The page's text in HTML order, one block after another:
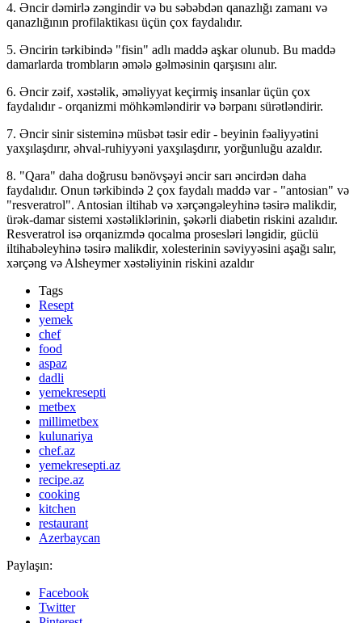
4. Əncir dəmirlə zəngindir və bu səbəbdən qanazlığı zamanı və
qanazlığının profilaktikası üçün çox faydalıdır.
5. Əncirin tərkibində "fisin" adlı maddə aşkar olunub. Bu maddə
damarlarda trombların əmələ gəlməsinin qarşısını alır.
6. Əncir zəif, xəstəlik, əməliyyat keçirmiş insanlar üçün çox
faydalıdır - orqanizmi möhkəmləndirir və bərpanı sürətləndirir.
7. Əncir sinir sisteminə müsbət təsir edir - beyinin fəaliyyətini
yaxşılaşdırır, əhval-ruhiyyəni yaxşılaşdırır, yorğunluğu azaldır.
8. "Qara" daha doğrusu bənövşəyi əncir sarı əncirdən daha
faydalıdır. Onun tərkibində 2 çox faydalı maddə var - "antosian" və
"resveratrol". Antosian iltihab və xərçəngəleyhinə təsirə malikdir,
ürək-damar sistemi xəstəliklərinin, şəkərli diabetin riskini azalıdır.
Resveratrol isə orqanizmdə qocalma prosesləri ləngidir, güclü
iltihabəleyhinə təsirə malikdir, xolesterinin səviyyəsini aşağı salır,
xərçəng və Alsheymer xəstəliyinin riskini azaldır
Tags
Resept
yemek
chef
food
aspaz
dadli
yemekresepti
metbex
millimetbex
kulunariya
chef.az
yemekresepti.az
recipe.az
cooking
kitchen
restaurant
Azerbaycan
Paylaşın:
Facebook
Twitter